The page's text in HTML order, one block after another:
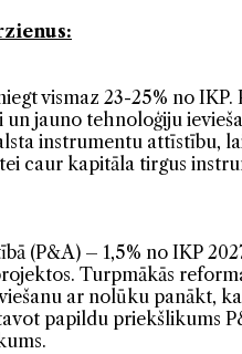
vismaz 23-25% no
jauno tehnoloģiju
instrumentu attīstību,
caur kapitāla tirgus
– 1,5% no IKP
Turpmākās
ar nolūku panākt,
papildu priekšlikums